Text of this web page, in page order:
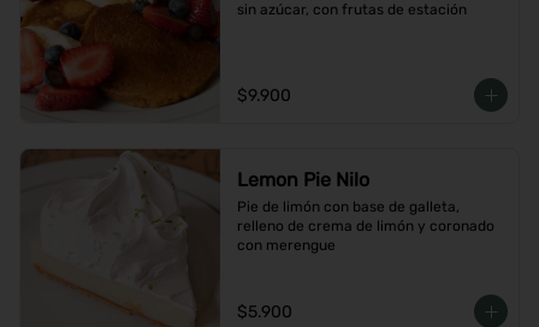
sin azúcar, con frutas de estación
$9.900
Lemon Pie Nilo
Pie de limón con base de galleta,
relleno de crema de limón y coronado
con merengue
$5.900